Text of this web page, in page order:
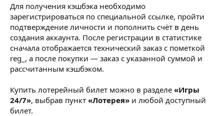
Для получения кэшбэка необходимо
зарегистрироваться по специальной ссылке, пройти
подтверждение личности и пополнить счёт в день
создания аккаунта. После регистрации в статистике
сначала отображается технический заказ с пометкой
reg_, а после покупки — заказ с указанной суммой и
рассчитанным кэшбэком.
Купить лотерейный билет можно в разделе «Игры
24/7», выбрав пункт «Лотерея» и любой доступный
билет.